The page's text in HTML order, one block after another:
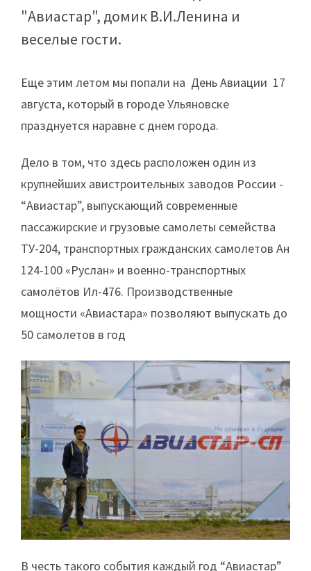
"Авиастар", домик В.И.Ленина и
веселые гости.
Еще этим летом мы попали на День Авиации 17
августа, который в городе Ульяновске
празднуется наравне с днем города.
Дело в том, что здесь расположен один из
крупнейших авистроительных заводов России -
“Авиастар”, выпускающий современные
пассажирские и грузовые самолеты семейства
ТУ-204, транспортных гражданских самолетов Ан
124-100 «Руслан» и военно-транспортных
самолётов Ил-476. Производственные
мощности «Авиастара» позволяют выпускать до
50 самолетов в год
В честь такого события каждый год “Авиастар”